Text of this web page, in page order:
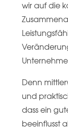
wir auf die
Denn
und
dass ein
beeinflusst